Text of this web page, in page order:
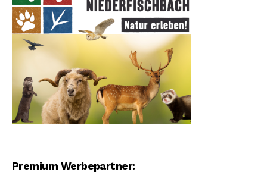
Premium Werbepartner: